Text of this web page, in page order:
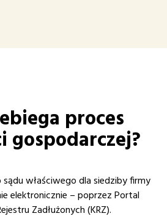
proces
gospodarczej?
sądu właściwego dla siedziby firmy
elektronicznie – poprzez Portal
Zadłużonych (KRZ).